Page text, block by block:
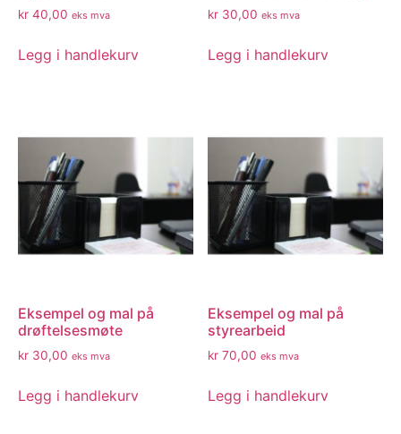
kr 40,00 eks mva
Legg i handlekurv
kr 30,00 eks mva
Legg i handlekurv
Eksempel og mal på
drøftelsesmøte
kr 30,00 eks mva
Legg i handlekurv
Eksempel og mal på
styrearbeid
kr 70,00 eks mva
Legg i handlekurv